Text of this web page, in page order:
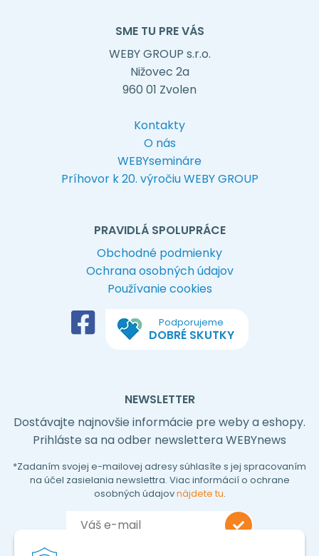
SME TU PRE VÁS
WEBY GROUP s.r.o.
Nižovec 2a
960 01 Zvolen
Kontakty
O nás
WEBYsemináre
Príhovor k 20. výročiu WEBY GROUP
PRAVIDLÁ SPOLUPRÁCE
Obchodné podmienky
Ochrana osobných údajov
Používanie cookies
Podporujeme
DOBRÉ SKUTKY
NEWSLETTER
Dostávajte najnovšie informácie pre weby a eshopy.
Prihláste sa na odber newslettera WEBYnews
*Zadaním svojej e-mailovej adresy súhlasíte s jej spracovaním
na účel zasielania newslettra. Viac informácií o ochrane
osobných údajovnájdete tu.